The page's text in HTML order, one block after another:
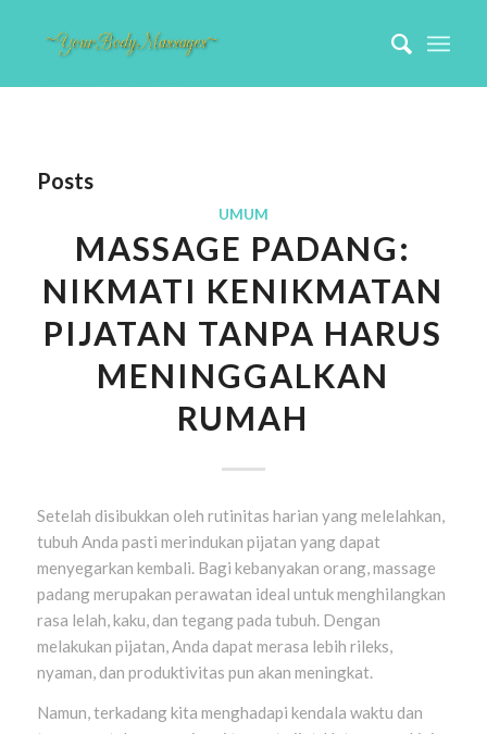
Posts
UMUM
MASSAGE PADANG:
NIKMATI KENIKMATAN
PIJATAN TANPA HARUS
MENINGGALKAN
RUMAH
Setelah disibukkan oleh rutinitas harian yang melelahkan,
tubuh Anda pasti merindukan pijatan yang dapat
menyegarkan kembali. Bagi kebanyakan orang, massage
padang merupakan perawatan ideal untuk menghilangkan
rasa lelah, kaku, dan tegang pada tubuh. Dengan
melakukan pijatan, Anda dapat merasa lebih rileks,
nyaman, dan produktivitas pun akan meningkat.
Namun, terkadang kita menghadapi kendala waktu dan